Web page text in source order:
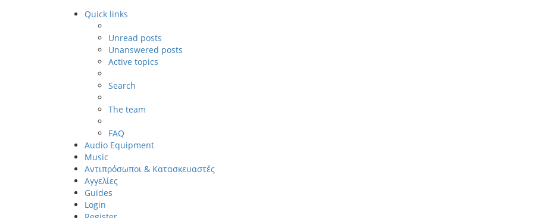
Quick links
Unread posts
Unanswered posts
Active topics
Search
The team
FAQ
Audio Equipment
Music
Αντιπρόσωποι & Κατασκευαστές
Αγγελίες
Guides
Login